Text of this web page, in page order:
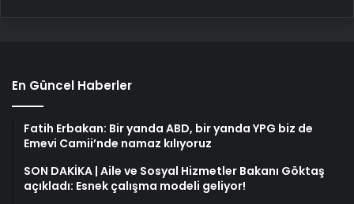
En Güncel Haberler
Fatih Erbakan: Bir yanda ABD, bir yanda YPG biz de
Emevi Camii’nde namaz kılıyoruz
SON DAKİKA | Aile ve Sosyal Hizmetler Bakanı Göktaş
açıkladı: Esnek çalışma modeli geliyor!